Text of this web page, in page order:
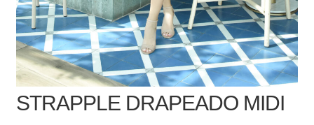
STRAPPLE DRAPEADO MIDI